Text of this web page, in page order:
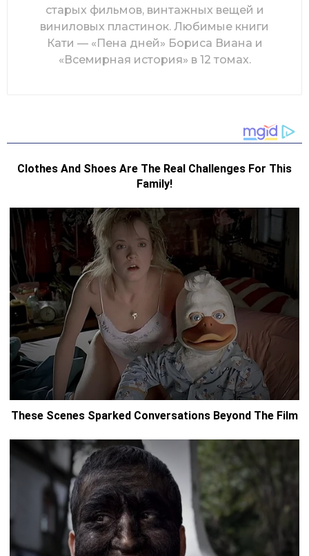
старых фильмов, винтажных вещей и
виниловых пластинок. Любимые книги
Кати — «Пена дней» Бориса Виана и
«Всемирная история» в 12 томах.